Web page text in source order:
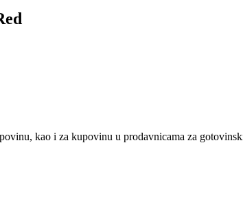
kao i za kupovinu u prodavnicama za